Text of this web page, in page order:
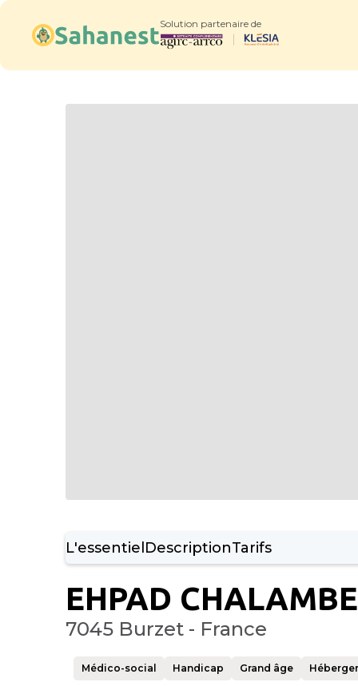
Solution partenaire de
L'essentielDescriptionTarifs
EHPAD
7045 Burzet - France
Médico-social Handicap Grand âge